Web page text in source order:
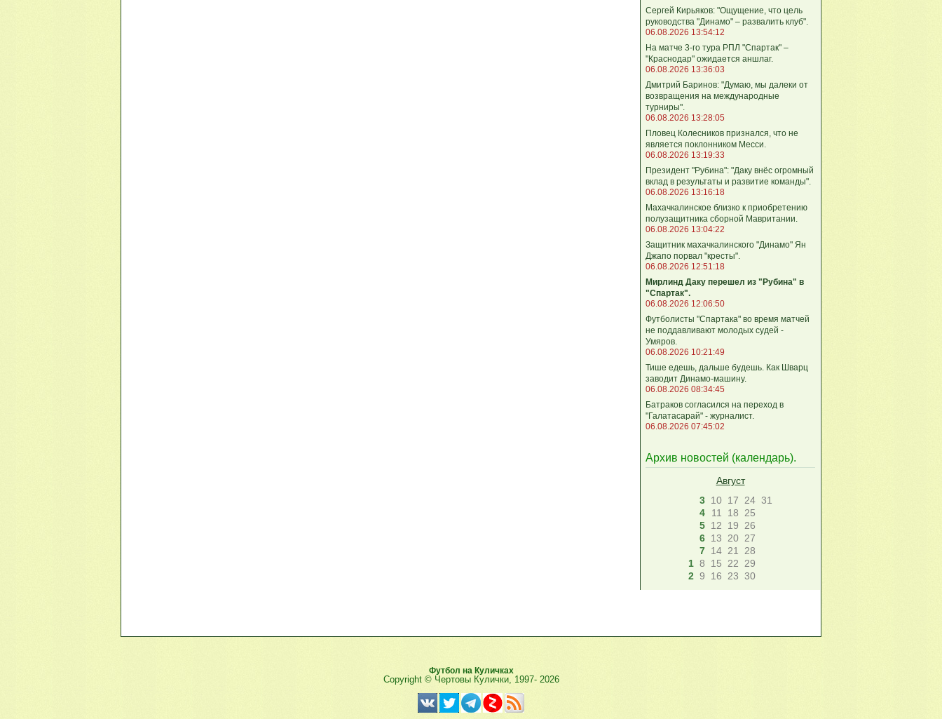
Сергей Кирьяков: "Ощущение, что цель
руководства "Динамо" – развалить клуб".
06.08.2026 13:54:12
На матче 3-го тура РПЛ "Спартак" –
"Краснодар" ожидается аншлаг.
06.08.2026 13:36:03
Дмитрий Баринов: "Думаю, мы далеки от
возвращения на международные
турниры".
06.08.2026 13:28:05
Пловец Колесников признался, что не
является поклонником Месси.
06.08.2026 13:19:33
Президент "Рубина": "Даку внёс огромный
вклад в результаты и развитие команды".
06.08.2026 13:16:18
Махачкалинское близко к приобретению
полузащитника сборной Мавритании.
06.08.2026 13:04:22
Защитник махачкалинского "Динамо" Ян
Джапо порвал "кресты".
06.08.2026 12:51:18
Мирлинд Даку перешел из "Рубина" в
"Спартак".
06.08.2026 12:06:50
Футболисты "Спартака" во время матчей
не поддавливают молодых судей -
Умяров.
06.08.2026 10:21:49
Тише едешь, дальше будешь. Как Шварц
заводит Динамо-машину.
06.08.2026 08:34:45
Батраков согласился на переход в
"Галатасарай" - журналист.
06.08.2026 07:45:02
Архив новостей (календарь).
Август
3 10 17 24 31
4
11 18
25
5 12 19
26
6 13 20 27
7 14 21
28
1 8 15 22
29
2 9 16 23 30
Футбол на Куличках
Copyright © Чертовы Кулички, 1997- 2026